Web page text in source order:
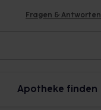
Fragen & Antworten
Apotheke finden